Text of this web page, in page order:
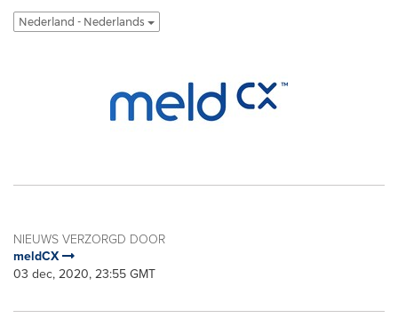
Nederland - Nederlands
NIEUWS VERZORGD DOOR
meldCX
03 dec, 2020, 23:55 GMT